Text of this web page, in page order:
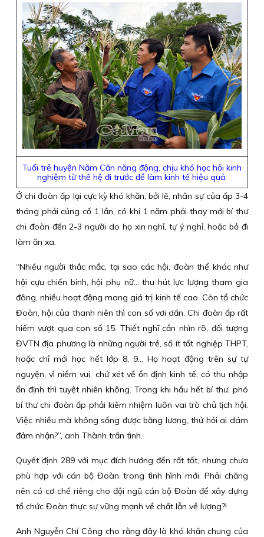
Tuổi trẻ huyện Năm Căn năng động, chịu khó học hỏi kinh
nghiệm từ thế hệ đi trước để làm kinh tế hiệu quả.
Ở chi đoàn ấp lại cực kỳ khó khăn, bởi lẽ, nhân sự của ấp 3-4
tháng phải củng cố 1 lần, có khi 1 năm phải thay mới bí thư
chi đoàn đến 2-3 người do họ xin nghỉ, tự ý nghỉ, hoặc bỏ đi
làm ăn xa.
“Nhiều người thắc mắc, tại sao các hội, đoàn thể khác như
hội cựu chiến binh, hội phụ nữ... thu hút lực lượng tham gia
đông, nhiều hoạt động mang giá trị kinh tế cao. Còn tổ chức
Đoàn, hội của thanh niên thì con số vơi dần. Chi đoàn ấp rất
hiếm vượt qua con số 15. Thiết nghĩ cần nhìn rõ, đối tượng
ĐVTN địa phương là những người trẻ, số ít tốt nghiệp THPT,
hoặc chỉ mới học hết lớp 8, 9... Họ hoạt động trên sự tự
nguyện, vì niềm vui, chứ xét về ổn định kinh tế, có thu nhập
ổn định thì tuyệt nhiên không. Trong khi hầu hết bí thư, phó
bí thư chi đoàn ấp phải kiêm nhiệm luôn vai trò chủ tịch hội.
Việc nhiều mà không sống được bằng lương, thử hỏi ai dám
đảm nhận?”, anh Thành trần tình.
Quyết định 289 với mục đích hướng đến rất tốt, nhưng chưa
phù hợp với cán bộ Đoàn trong tình hình mới. Phải chăng
nên có cơ chế riêng cho đội ngũ cán bộ Đoàn để xây dựng
tổ chức Đoàn thực sự vững mạnh về chất lẫn về lượng?!
Anh Nguyễn Chí Công cho rằng đây là khó khăn chung của